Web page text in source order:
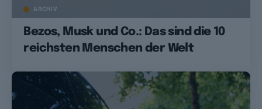
ARCHIV
Bezos, Musk und Co.: Das sind die 10
reichsten Menschen der Welt